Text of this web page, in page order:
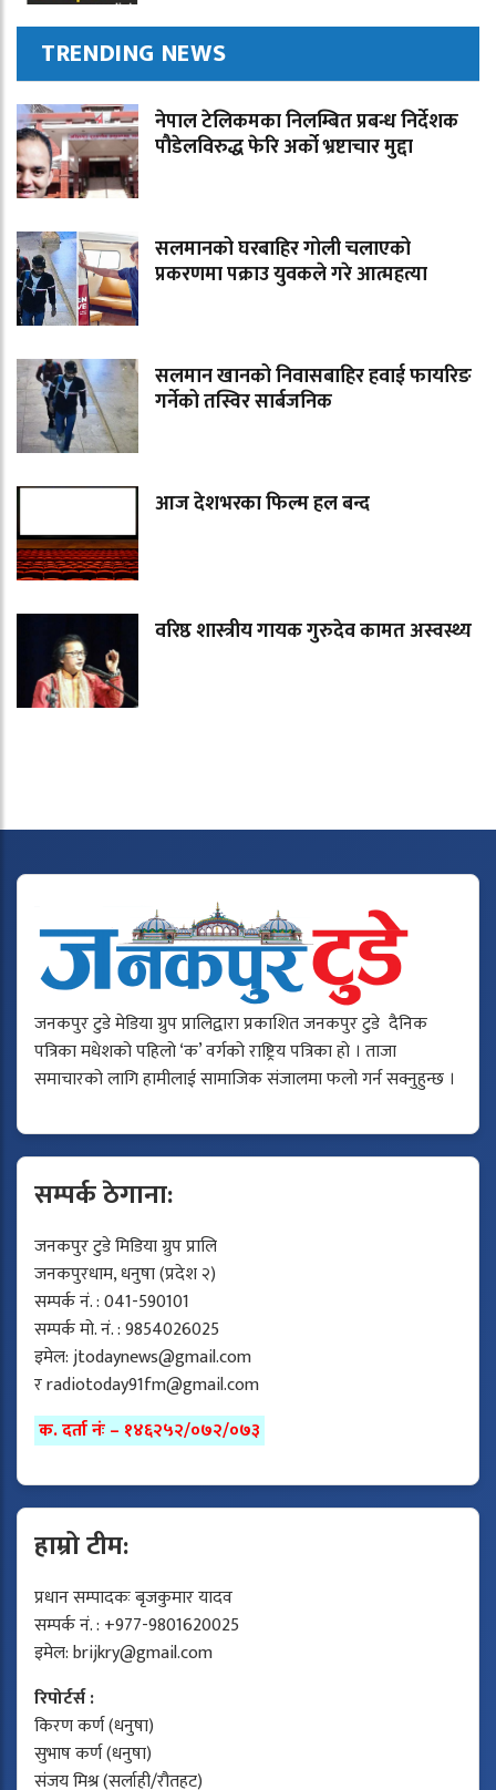
TRENDING NEWS
नेपाल टेलिकमका निलम्बित प्रबन्ध निर्देशक
पौडेलविरुद्ध फेरि अर्को भ्रष्टाचार मुद्दा
सलमानको घरबाहिर गोली चलाएको
प्रकरणमा पक्राउ युवकले गरे आत्महत्या
सलमान खानको निवासबाहिर हवाई फायरिङ
गर्नेको तस्विर सार्बजनिक
आज देशभरका फिल्म हल बन्द
वरिष्ठ शास्त्रीय गायक गुरुदेव कामत अस्वस्थ्य
जनकपुर टुडे मेडिया ग्रुप प्रालिद्वारा प्रकाशित जनकपुर टुडे दैनिक
पत्रिका मधेशको पहिलो ‘क’ वर्गको राष्ट्रिय पत्रिका हो । ताजा
समाचारको लागि हामीलाई सामाजिक संजालमा फलो गर्न सक्नुहुन्छ ।
सम्पर्क ठेगाना:
जनकपुर टुडे मिडिया ग्रुप प्रालि
जनकपुरधाम, धनुषा (प्रदेश २)
सम्पर्क नं. : 041-590101
सम्पर्क मो. नं. : 9854026025
इमेल:jtodaynews@gmail.com
रradiotoday91fm@gmail.com
क. दर्ता नंः – १४६२५२/०७२/०७३
हाम्रो टीम:
प्रधान सम्पादकः बृजकुमार यादव
सम्पर्क नं. : +977-9801620025
इमेल:brijkry@gmail.com
रिपोर्टर्स :
किरण कर्ण (धनुषा)
सुभाष कर्ण (धनुषा)
संजय मिश्र (सर्लाही/रौतहट)